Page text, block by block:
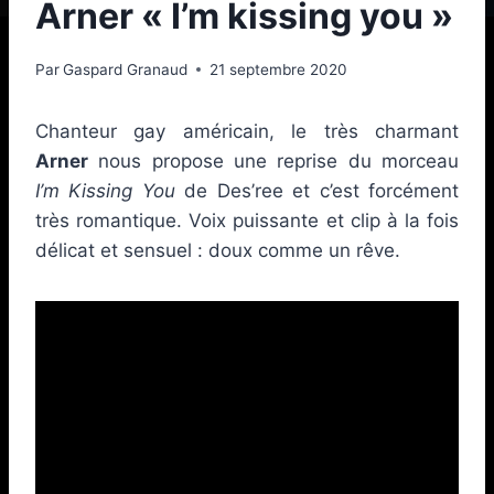
Arner « I’m kissing you »
ParGaspard Granaud 21 septembre 2020
Chanteur gay américain, le très charmant
Arner nous propose une reprise du morceau
I’m Kissing Youde Des’ree et c’est forcément
très romantique. Voix puissante et clip à la fois
délicat et sensuel : doux comme un rêve.